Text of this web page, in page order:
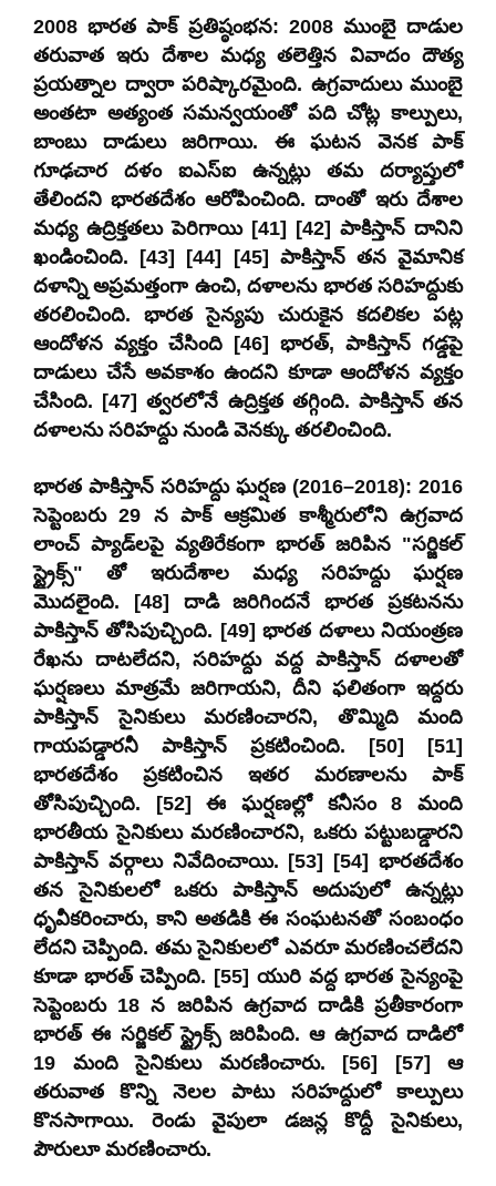
2008 భారత పాక్ ప్రతిష్ఠంభన: 2008 ముంబై దాడుల
తరువాత ఇరు దేశాల మధ్య తలెత్తిన వివాదం దౌత్య
ప్రయత్నాల ద్వారా పరిష్కారమైంది. ఉగ్రవాదులు ముంబై
అంతటా అత్యంత సమన్వయంతో పది చోట్ల కాల్పులు,
బాంబు దాడులు జరిగాయి. ఈ ఘటన వెనక పాక్
గూఢచార దళం ఐఎస్‌ఐ ఉన్నట్లు తమ దర్యాప్తులో
తేలిందని భారతదేశం ఆరోపించింది. దాంతో ఇరు దేశాల
మధ్య ఉద్రిక్తతలు పెరిగాయి [41] [42] పాకిస్తాన్ దానిని
ఖండించింది. [43] [44] [45] పాకిస్తాన్ తన వైమానిక
దళాన్ని అప్రమత్తంగా ఉంచి, దళాలను భారత సరిహద్దుకు
తరలించింది. భారత సైన్యపు చురుకైన కదలికల పట్ల
ఆందోళన వ్యక్తం చేసింది [46] భారత్, పాకిస్తాన్ గడ్డపై
దాడులు చేసే అవకాశం ఉందని కూడా ఆందోళన వ్యక్తం
చేసింది. [47] త్వరలోనే ఉద్రిక్తత తగ్గింది. పాకిస్తాన్ తన
దళాలను సరిహద్దు నుండి వెనక్కు తరలించింది.
భారత పాకిస్తాన్ సరిహద్దు ఘర్షణ (2016–2018): 2016
సెప్టెంబరు 29 న పాక్ ఆక్రమిత కాశ్మీరులోని ఉగ్రవాద
లాంచ్ ప్యాడ్‌లపై వ్యతిరేకంగా భారత్ జరిపిన "సర్జికల్
స్ట్రైక్స్" తో ఇరుదేశాల మధ్య సరిహద్దు ఘర్షణ
మొదలైంది. [48] దాడి జరిగిందనే భారత ప్రకటనను
పాకిస్తాన్ తోసిపుచ్చింది. [49] భారత దళాలు నియంత్రణ
రేఖను దాటలేదని, సరిహద్దు వద్ద పాకిస్తాన్ దళాలతో
ఘర్షణలు మాత్రమే జరిగాయని, దీని ఫలితంగా ఇద్దరు
పాకిస్తాన్ సైనికులు మరణించారని, తొమ్మిది మంది
గాయపడ్డారనీ పాకిస్తాన్ ప్రకటించింది. [50] [51]
భారతదేశం ప్రకటించిన ఇతర మరణాలను పాక్
తోసిపుచ్చింది. [52] ఈ ఘర్షణల్లో కనీసం 8 మంది
భారతీయ సైనికులు మరణించారని, ఒకరు పట్టుబడ్డారని
పాకిస్తాన్ వర్గాలు నివేదించాయి. [53] [54] భారతదేశం
తన సైనికులలో ఒకరు పాకిస్తాన్ అదుపులో ఉన్నట్లు
ధృవీకరించారు, కాని అతడికి ఈ సంఘటనతో సంబంధం
లేదని చెప్పింది. తమ సైనికులలో ఎవరూ మరణించలేదని
కూడా భారత్ చెప్పింది. [55] యురి వద్ద భారత సైన్యంపై
సెప్టెంబరు 18 న జరిపిన ఉగ్రవాద దాడికి ప్రతీకారంగా
భారత్ ఈ సర్జికల్ స్ట్రైక్స్ జరిపింది. ఆ ఉగ్రవాద దాడిలో
19 మంది సైనికులు మరణించారు. [56] [57] ఆ
తరువాత కొన్ని నెలల పాటు సరిహద్దులో కాల్పులు
కొనసాగాయి. రెండు వైపులా డజన్ల కొద్దీ సైనికులు,
పౌరులూ మరణించారు.